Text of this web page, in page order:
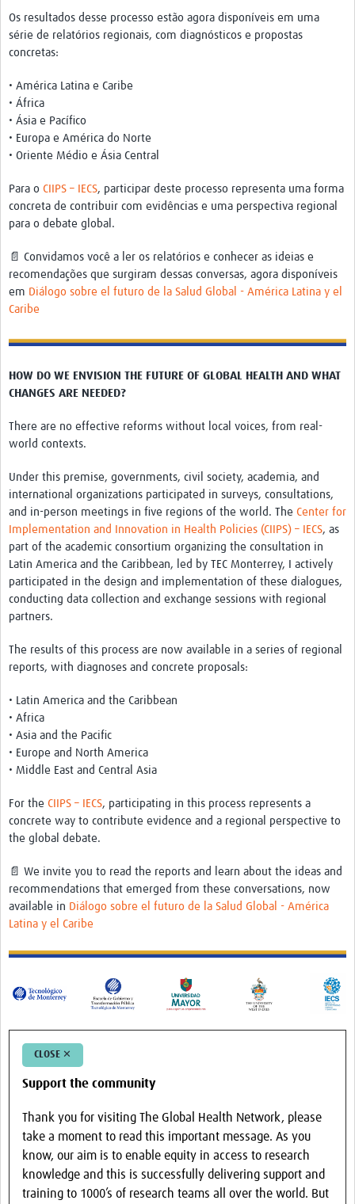
Os resultados desse processo estão agora disponíveis em uma
série de relatórios regionais, com diagnósticos e propostas
concretas:
• América Latina e Caribe
• África
• Ásia e Pacífico
• Europa e América do Norte
• Oriente Médio e Ásia Central
Para o CIIPS – IECS, participar deste processo representa uma forma
concreta de contribuir com evidências e uma perspectiva regional
para o debate global.
📄 Convidamos você a ler os relatórios e conhecer as ideias e
recomendações que surgiram dessas conversas, agora disponíveis
em Diálogo sobre el futuro de la Salud Global - América Latina y el
Caribe
HOW DO WE ENVISION THE FUTURE OF GLOBAL HEALTH AND WHAT
CHANGES ARE NEEDED?
There are no effective reforms without local voices, from real-
world contexts.
Under this premise, governments, civil society, academia, and
international organizations participated in surveys, consultations,
and in-person meetings in five regions of the world. The Center for
Implementation and Innovation in Health Policies (CIIPS) – IECS, as
part of the academic consortium organizing the consultation in
Latin America and the Caribbean, led by TEC Monterrey, I actively
participated in the design and implementation of these dialogues,
conducting data collection and exchange sessions with regional
partners.
The results of this process are now available in a series of regional
reports, with diagnoses and concrete proposals:
• Latin America and the Caribbean
• Africa
• Asia and the Pacific
• Europe and North America
• Middle East and Central Asia
For the CIIPS – IECS, participating in this process represents a
concrete way to contribute evidence and a regional perspective to
the global debate.
📄 We invite you to read the reports and learn about the ideas and
recommendations that emerged from these conversations, now
available in Diálogo sobre el futuro de la Salud Global - América
Latina y el Caribe
CLOSE ✕
Support the community
Thank you for visiting The Global Health Network, please
take a moment to read this important message. As you
know, our aim is to enable equity in access to research
knowledge and this is successfully delivering support and
training to 1000’s of research teams all over the world. But